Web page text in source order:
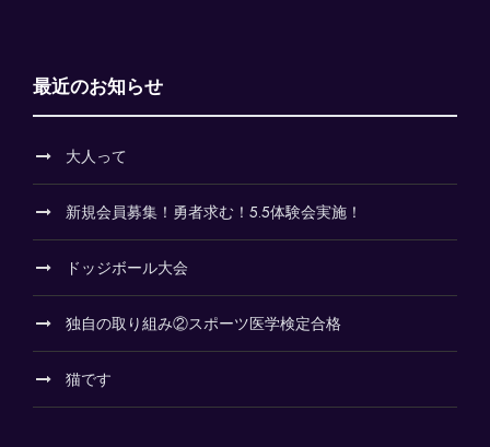
最近のお知らせ
大人って
新規会員募集！勇者求む！5.5体験会実施！
ドッジボール大会
独自の取り組み②スポーツ医学検定合格
猫です